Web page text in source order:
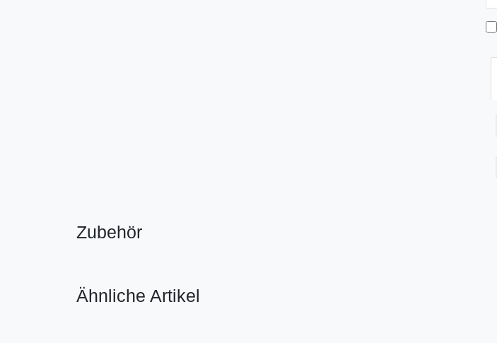
Zubehör
Ähnliche Artikel